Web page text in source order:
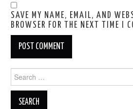
SAVE MY NAME, EMAIL, AND
BROWSER FOR THE NEXT TIME I
for: